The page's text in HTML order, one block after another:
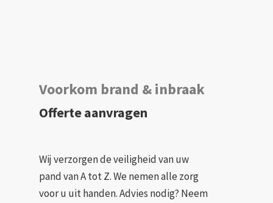
Voorkom brand & inbraak
Offerte aanvragen
Wij verzorgen de veiligheid van uw
pand van A tot Z. We nemen alle zorg
voor u uit handen. Advies nodig? Neem